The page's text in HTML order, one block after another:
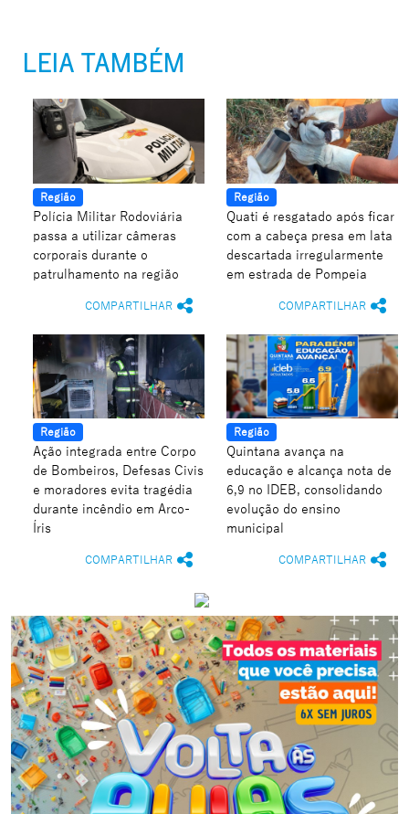
LEIA TAMBÉM
Região
Polícia Militar Rodoviária
passa a utilizar câmeras
corporais durante o
patrulhamento na região
COMPARTILHAR
Região
Quati é resgatado após ficar
com a cabeça presa em lata
descartada irregularmente
em estrada de Pompeia
COMPARTILHAR
Região
Ação integrada entre Corpo
de Bombeiros, Defesas Civis
e moradores evita tragédia
durante incêndio em Arco-
Íris
COMPARTILHAR
Região
Quintana avança na
educação e alcança nota de
6,9 no IDEB, consolidando
evolução do ensino
municipal
COMPARTILHAR